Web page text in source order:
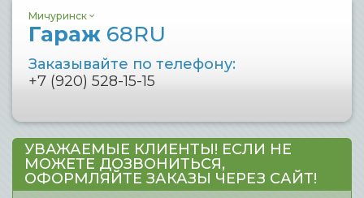
Мичуринск
Гараж 68RU
Заказывайте по телефону:
+7 (920) 528-15-15
УВАЖАЕМЫЕ КЛИЕНТЫ! ЕСЛИ НЕ
МОЖЕТЕ ДОЗВОНИТЬСЯ,
ОФОРМЛЯЙТЕ ЗАКАЗЫ ЧЕРЕЗ САЙТ!